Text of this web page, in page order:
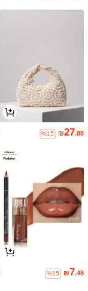
₪27.88
%15
₪7.48
%15